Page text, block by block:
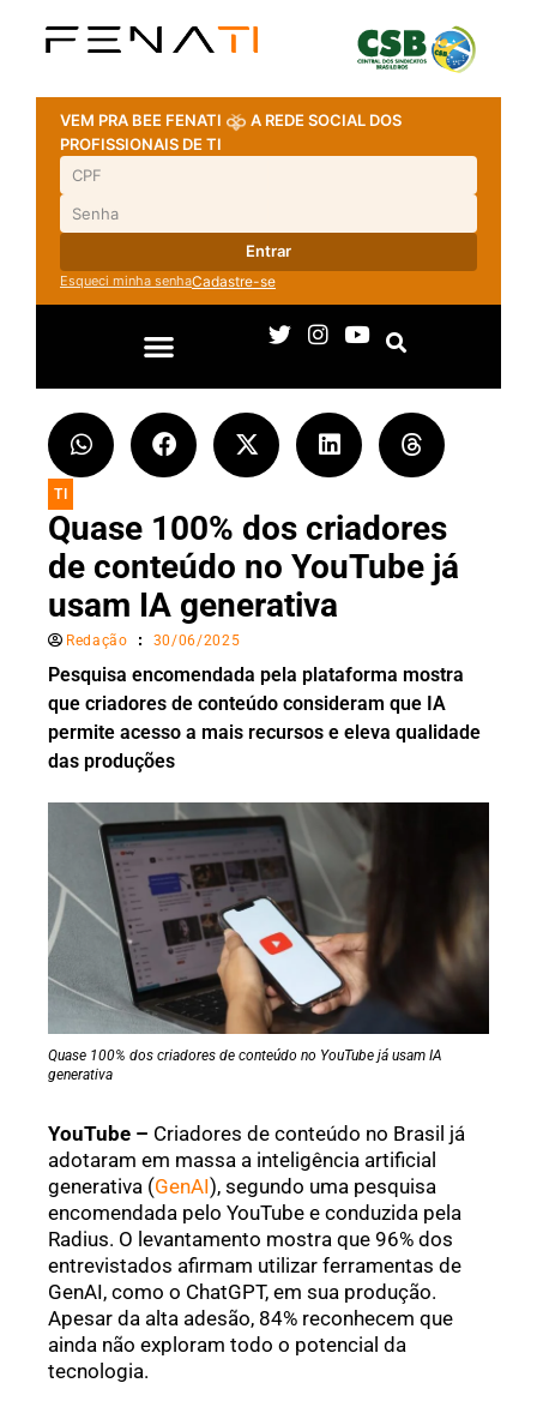
VEM PRA BEE FENATI
A REDE SOCIAL DOS
PROFISSIONAIS DE TI
Entrar
Esqueci minha senhaCadastre-se
TI
Quase 100% dos criadores
de conteúdo no YouTube já
usam IA generativa
Redação 30/06/2025
Pesquisa encomendada pela plataforma mostra
que criadores de conteúdo consideram que IA
permite acesso a mais recursos e eleva qualidade
das produções
Quase 100% dos criadores de conteúdo no YouTube já usam IA
generativa
YouTube – Criadores de conteúdo no Brasil já
adotaram em massa a inteligência artificial
generativa (GenAI), segundo uma pesquisa
encomendada pelo YouTube e conduzida pela
Radius. O levantamento mostra que 96% dos
entrevistados afirmam utilizar ferramentas de
GenAI, como o ChatGPT, em sua produção.
Apesar da alta adesão, 84% reconhecem que
ainda não exploram todo o potencial da
tecnologia.